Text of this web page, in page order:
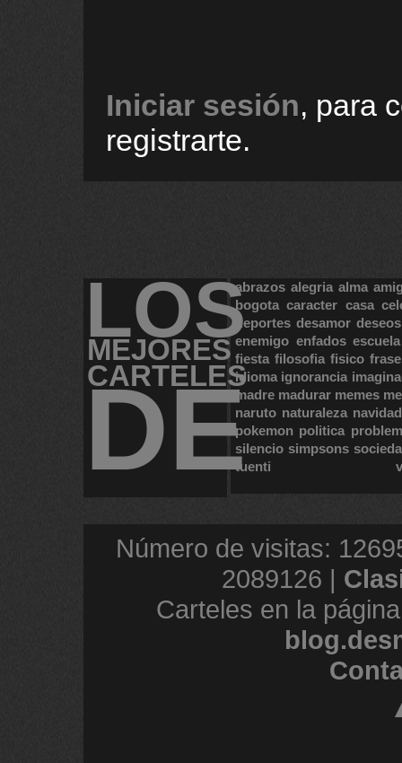
Iniciar sesión, para
registrarte.
LOS
MEJORES
CARTELES
DE
abrazos alegria alma
bogota caracter casa
deportes desamor deseos
enemigo enfados escuela
fiesta filosofia fisico
idioma ignorancia
madre madurar memes
naruto naturaleza navidad
pokemon politica
silencio simpsons
tuenti
Número de visitas:
2089126 |
Carteles en la